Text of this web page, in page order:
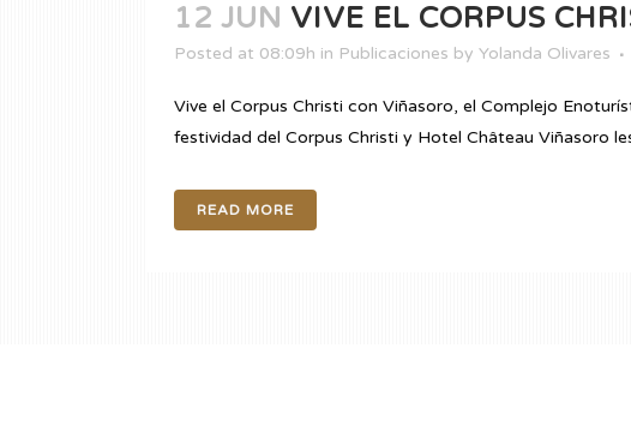
12 JUN VIVE EL CORPUS
Posted at 08:09h in Publicaciones by Yolanda Olivares
Vive el Corpus Christi con Viñasoro, el Complejo
festividad del Corpus Christi y Hotel Château Viñasoro
READ MORE